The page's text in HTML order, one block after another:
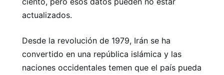
actualizados.
Desde la revolución de 1979, Irán se ha
convertido en una república islámica y las
naciones occidentales temen que el país pueda